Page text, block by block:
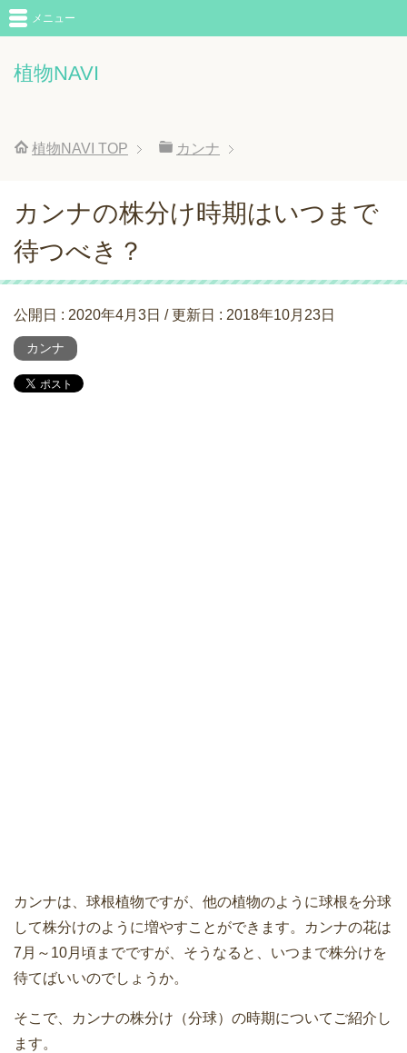
植物NAVI
メニュー
植物NAVI TOP カンナ
カンナの株分け時期はいつまで
待つべき？
公開日 : 2020年4月3日 / 更新日 : 2018年10月23日
カンナ
カンナは、球根植物ですが、他の植物のように球根を分球
して株分けのように増やすことができます。カンナの花は
7月～10月頃までですが、そうなると、いつまで株分けを
待てばいいのでしょうか。
そこで、カンナの株分け（分球）の時期についてご紹介し
ます。